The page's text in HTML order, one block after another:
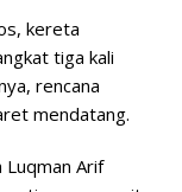
kereta
tiga kali
rencana
mendatang.
Luqman Arif